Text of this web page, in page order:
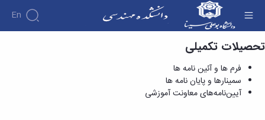
En
درباره
دانشکده
تاریخچه
آموزش
دوره
کارشناسی
پژوهش
پژوهش
سمینارها و پایان نامه ها - دانشکده فنی و مهندسی
تحصیلات تکمیلی
فرم ها و آئین نامه ها
سمینارها و پایان نامه ها
آیین‌نامه‌های معاونت آموزشی